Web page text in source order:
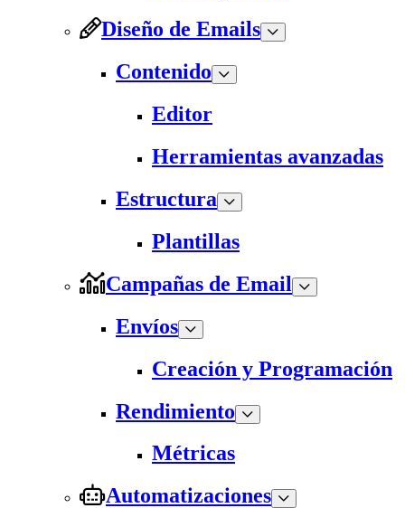
Diseño de Emails
Contenido
Editor
Herramientas avanzadas
Estructura
Plantillas
Campañas de Email
Envíos
Creación y Programación
Rendimiento
Métricas
Automatizaciones